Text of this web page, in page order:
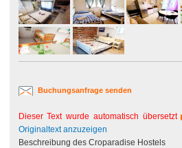
Buchungsanfrage senden
Dieser Text wurde automatisch übersetzt
Originaltext anzuzeigen
Beschreibung des Croparadise Hostels